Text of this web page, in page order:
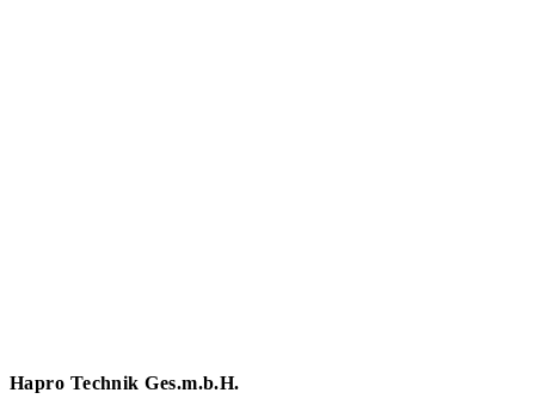
Hapro Technik Ges.m.b.H.